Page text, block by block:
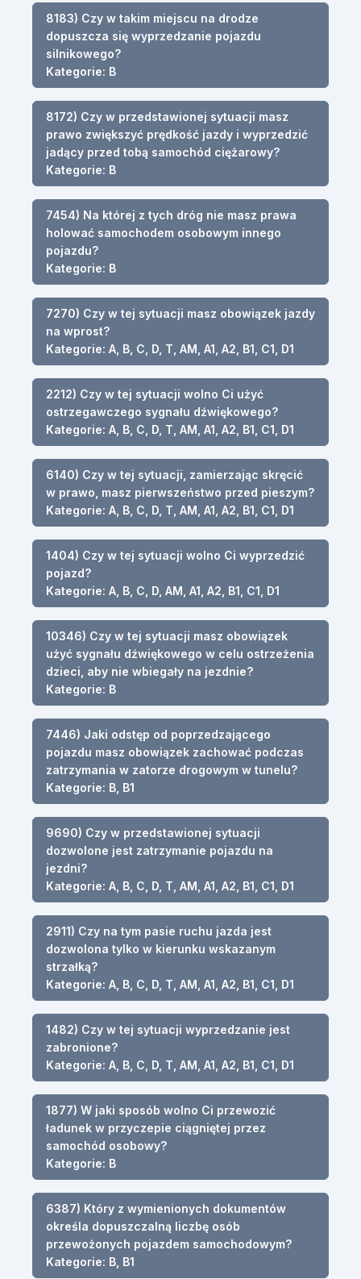
8183) Czy w takim miejscu na drodze
dopuszcza się wyprzedzanie pojazdu
silnikowego?
Kategorie: B
8172) Czy w przedstawionej sytuacji masz
prawo zwiększyć prędkość jazdy i wyprzedzić
jadący przed tobą samochód ciężarowy?
Kategorie: B
7454) Na której z tych dróg nie masz prawa
holować samochodem osobowym innego
pojazdu?
Kategorie: B
7270) Czy w tej sytuacji masz obowiązek jazdy
na wprost?
Kategorie: A, B, C, D, T, AM, A1, A2, B1, C1, D1
2212) Czy w tej sytuacji wolno Ci użyć
ostrzegawczego sygnału dźwiękowego?
Kategorie: A, B, C, D, T, AM, A1, A2, B1, C1, D1
6140) Czy w tej sytuacji, zamierzając skręcić
w prawo, masz pierwszeństwo przed pieszym?
Kategorie: A, B, C, D, T, AM, A1, A2, B1, C1, D1
1404) Czy w tej sytuacji wolno Ci wyprzedzić
pojazd?
Kategorie: A, B, C, D, AM, A1, A2, B1, C1, D1
10346) Czy w tej sytuacji masz obowiązek
użyć sygnału dźwiękowego w celu ostrzeżenia
dzieci, aby nie wbiegały na jezdnie?
Kategorie: B
7446) Jaki odstęp od poprzedzającego
pojazdu masz obowiązek zachować podczas
zatrzymania w zatorze drogowym w tunelu?
Kategorie: B, B1
9690) Czy w przedstawionej sytuacji
dozwolone jest zatrzymanie pojazdu na
jezdni?
Kategorie: A, B, C, D, T, AM, A1, A2, B1, C1, D1
2911) Czy na tym pasie ruchu jazda jest
dozwolona tylko w kierunku wskazanym
strzałką?
Kategorie: A, B, C, D, T, AM, A1, A2, B1, C1, D1
1482) Czy w tej sytuacji wyprzedzanie jest
zabronione?
Kategorie: A, B, C, D, T, AM, A1, A2, B1, C1, D1
1877) W jaki sposób wolno Ci przewozić
ładunek w przyczepie ciągniętej przez
samochód osobowy?
Kategorie: B
6387) Który z wymienionych dokumentów
określa dopuszczalną liczbę osób
przewożonych pojazdem samochodowym?
Kategorie: B, B1